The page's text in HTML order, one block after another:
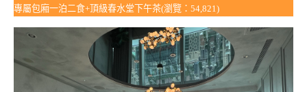
專屬包廂一泊二食+頂級春水堂下午茶(瀏覽：54,821)